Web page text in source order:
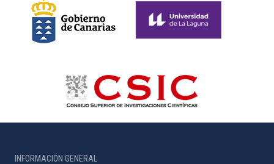
INFORMACIÓN GENERAL